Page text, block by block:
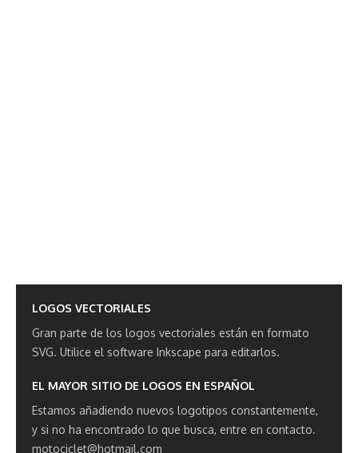
LOGOS VECTORIALES
Gran parte de los logos vectoriales están en formato
SVG. Utilice el software Inkscape para editarlos.
EL MAYOR SITIO DE LOGOS EN ESPAÑOL
Estamos añadiendo nuevos logotipos constantemente,
y si no ha encontrado lo que busca, entre en contacto.
motociclet@hotmail.com